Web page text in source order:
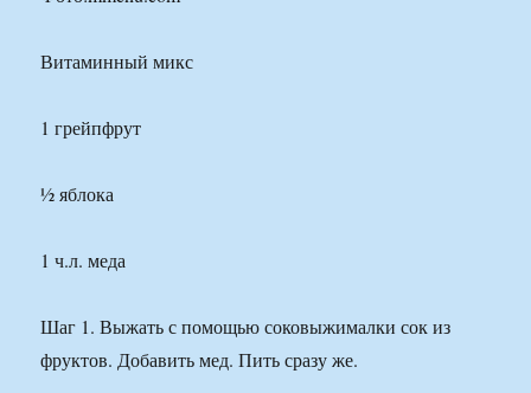
Витаминный микс
1 грейпфрут
½ яблока
1 ч.л. меда
Шаг 1. Выжать с помощью соковыжималки сок из
фруктов. Добавить мед. Пить сразу же.